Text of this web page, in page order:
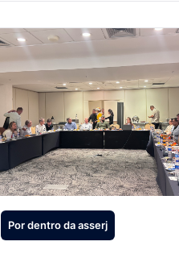
Por dentro da asserj